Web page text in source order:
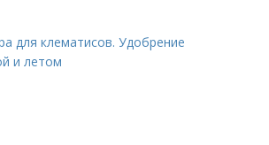
для клематисов. Удобрение
и летом